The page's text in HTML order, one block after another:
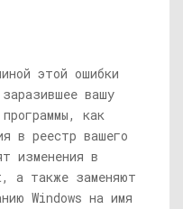
этой ошибки
вашу
как
в реестр вашего
изменения в
а также заменяют
Windows на имя